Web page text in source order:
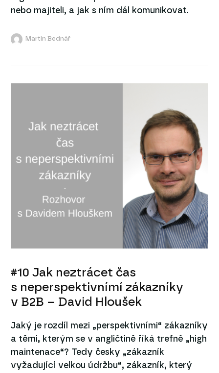
nebo majiteli, a jak s ním dál komunikovat.
Martin Bednář
#10 Jak neztrácet čas
s neperspektivnímí zákazníky
v B2B – David Hloušek
Jaký je rozdíl mezi „perspektivními“ zákazníky
a těmi, kterým se v angličtině říká trefně „high
maintenace“? Tedy česky „zákazník
vyžadující velkou údržbu“, zákazník, který